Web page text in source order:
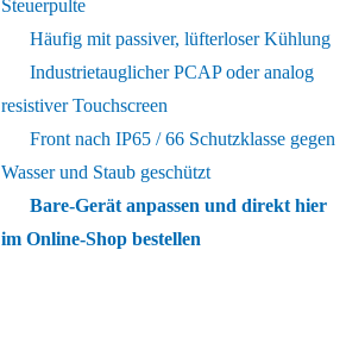
Steuerpulte
Häufig mit passiver, lüfterloser Kühlung
Industrietauglicher PCAP oder analog
resistiver Touchscreen
Front nach IP65 / 66 Schutzklasse gegen
Wasser und Staub geschützt
Bare-Gerät anpassen und direkt hier
im Online-Shop bestellen